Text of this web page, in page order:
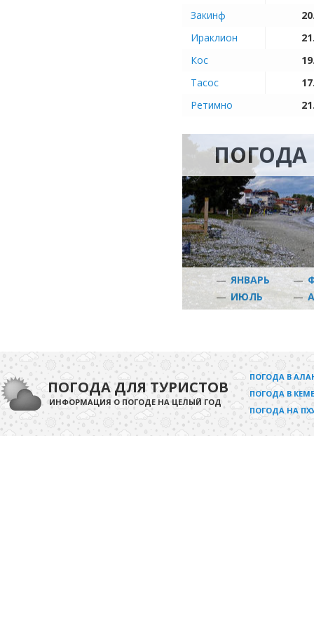
Закинф
Ираклион
Кос
Тасос
Ретимно
ПОГОДА
— ЯНВАРЬ —
—ИЮЛЬ —
ПОГОДА ДЛЯ ТУРИСТОВ
ИНФОРМАЦИЯ О ПОГОДЕ НА ЦЕЛЫЙ ГОД
ПОГОДА В
ПОГОДА В
ПОГОДА НА